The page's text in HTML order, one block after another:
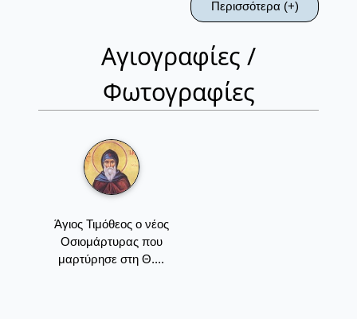
Περισσότερα (+)
Αγιογραφίες /
Φωτογραφίες
Άγιος Τιμόθεος ο νέος
Οσιομάρτυρας που
μαρτύρησε στη Θ....